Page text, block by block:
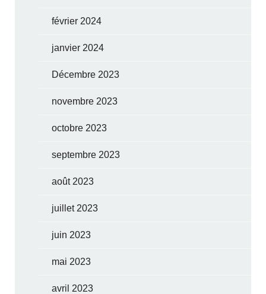
février 2024
janvier 2024
Décembre 2023
novembre 2023
octobre 2023
septembre 2023
août 2023
juillet 2023
juin 2023
mai 2023
avril 2023